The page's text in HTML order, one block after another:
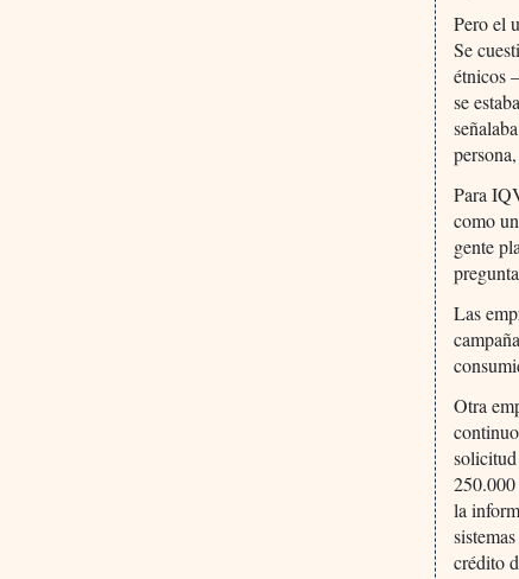
Pero el
Se
étnicos
se
Para
como
gente
Las
Otra
la
crédito